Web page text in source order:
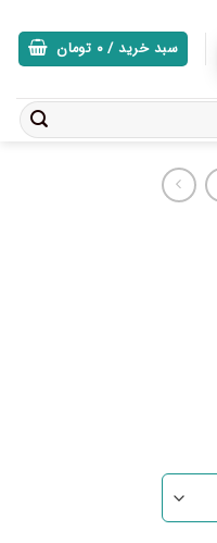
سبد خرید / ۰ تومان